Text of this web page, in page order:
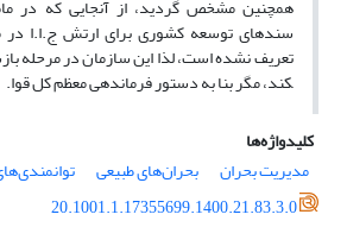
همچنین مشخص گردید، از آنجایی که در
سندهای توسعه کشوری برای ارتش ج.ا.ا در
کند، مگر بنا به دستور فرماندهی معظم کل قوا.
کلیدواژه‌ها
مدیریت بحران
بحران‌های طبیعی
20.1001.1.17355699.1400.21.83.3.0